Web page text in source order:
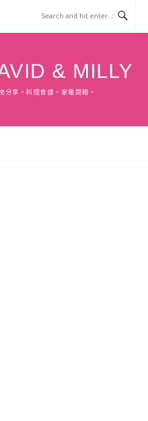
& MILLY
分享。料理食譜。家電開箱。